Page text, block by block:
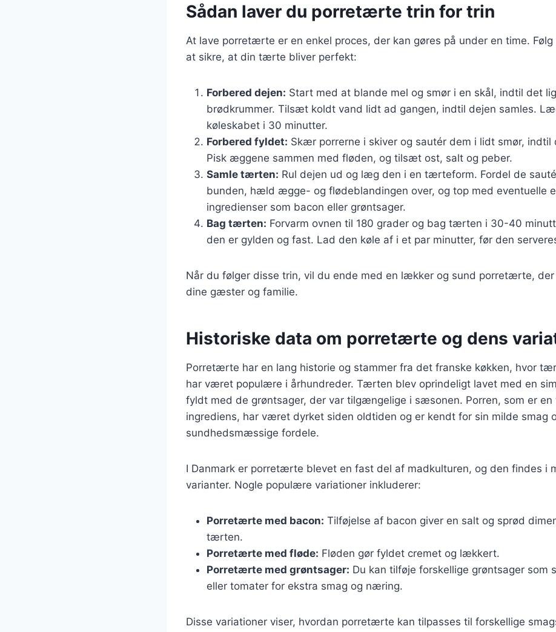
Sådan laver du porretærte trin for trin
At lave porretærte er en enkel proces, der kan gøres på under en time.
at sikre, at din tærte bliver perfekt:
Forbered dejen: Start med at blande mel og smør i en skål, indtil det
brødkrummer. Tilsæt koldt vand lidt ad gangen, indtil dejen samles.
køleskabet i 30 minutter.
Forbered fyldet: Skær porrerne i skiver og sautér dem i lidt smør, indtil
Pisk æggene sammen med fløden, og tilsæt ost, salt og peber.
Samle tærten: Rul dejen ud og læg den i en tærteform. Fordel de
bunden, hæld ægge- og flødeblandingen over, og top med eventuelle
ingredienser som bacon eller grøntsager.
Bag tærten: Forvarm ovnen til 180 grader og bag tærten i 30-40
den er gylden og fast. Lad den køle af i et par minutter, før den
Når du følger disse trin, vil du ende med en lækker og sund porretærte, der
dine gæster og familie.
Historiske data om porretærte og dens
Porretærte har en lang historie og stammer fra det franske køkken, hvor
har været populære i århundreder. Tærten blev oprindeligt lavet med en
fyldt med de grøntsager, der var tilgængelige i sæsonen. Porren, som er en
ingrediens, har været dyrket siden oldtiden og er kendt for sin milde smag
sundhedsmæssige fordele.
I Danmark er porretærte blevet en fast del af madkulturen, og den findes i
varianter. Nogle populære variationer inkluderer:
Porretærte med bacon: Tilføjelse af bacon giver en salt og sprød
tærten.
Porretærte med fløde: Fløden gør fyldet cremet og lækkert.
Porretærte med grøntsager: Du kan tilføje forskellige grøntsager som
eller tomater for ekstra smag og næring.
Disse variationer viser, hvordan porretærte kan tilpasses til forskellige